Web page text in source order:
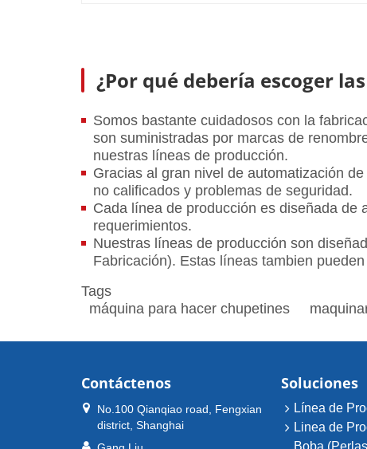
¿Por qué debería escoger
Somos bastante cuidadosos con la
son suministradas por marcas de
nuestras líneas de producción.
Gracias al gran nivel de automatización
no calificados y problemas de seguridad.
Cada línea de producción es diseñada de
requerimientos.
Nuestras líneas de producción son
Fabricación). Estas líneas tambien
Tags
máquina para hacer chupetines
Contáctenos
No.100 Qianqiao road, Fengxian
district, Shanghai
Soluciones
Línea de
Linea de
Boba